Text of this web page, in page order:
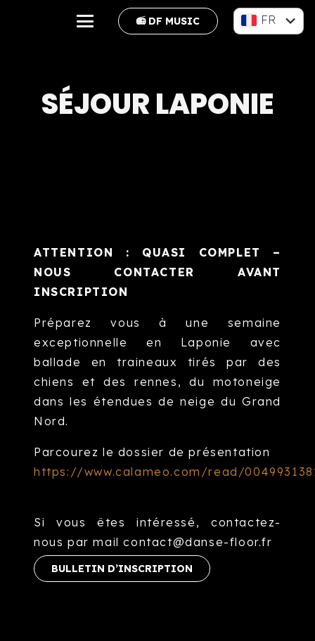
📻 DF MUSIC FR
SÉJOUR LAPONIE
ATTENTION : QUASI COMPLET –
NOUS CONTACTER AVANT
INSCRIPTION
Préparez vous à une semaine
exceptionnelle en Laponie avec
ballade en traineaux tirés par des
chiens et des rennes, du motoneige
dans les étendues de neige du Grand
Nord.
Parcourez le dossier de présentation
https://www.calameo.com/read/
Si vous êtes intéressé, contactez-
nous par mail contact@danse-floor.fr
BULLETIN D’INSCRIPTION